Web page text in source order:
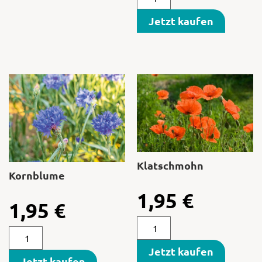
Jetzt kaufen
Kornblume
1,95 €
Klatschmohn
1,95 €
Jetzt kaufen